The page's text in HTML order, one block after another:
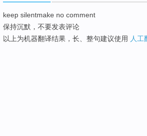
keep silentmake no comment
保持沉默，不要发表评论
以上为机器翻译结果，长、整句建议使用 人工